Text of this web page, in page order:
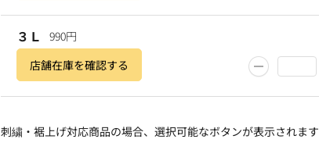
３Ｌ
990円
店舗在庫を確認する
刺繍・裾上げ対応商品の場合、選択可能なボタンが表示されます